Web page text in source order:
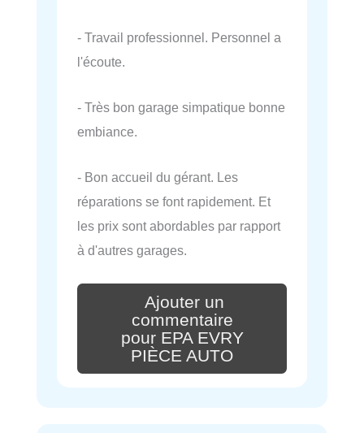
- Travail professionnel. Personnel a
l'écoute.
- Très bon garage simpatique bonne
embiance.
- Bon accueil du gérant. Les
réparations se font rapidement. Et
les prix sont abordables par rapport
à d'autres garages.
Ajouter un
commentaire
pour EPA EVRY
PIÈCE AUTO